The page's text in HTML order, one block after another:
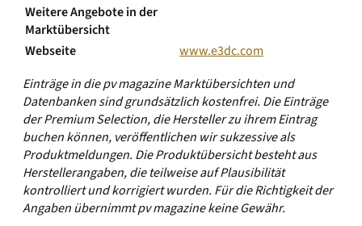
Weitere Angebote in der
Marktübersicht
Webseite
www.e3dc.com
Einträge in die pv magazine Marktübersichten und
Datenbanken sind grundsätzlich kostenfrei. Die Einträge
der Premium Selection, die Hersteller zu ihrem Eintrag
buchen können, veröffentlichen wir sukzessive als
Produktmeldungen. Die Produktübersicht besteht aus
Herstellerangaben, die teilweise auf Plausibilität
kontrolliert und korrigiert wurden. Für die Richtigkeit der
Angaben übernimmt pv magazine keine Gewähr.